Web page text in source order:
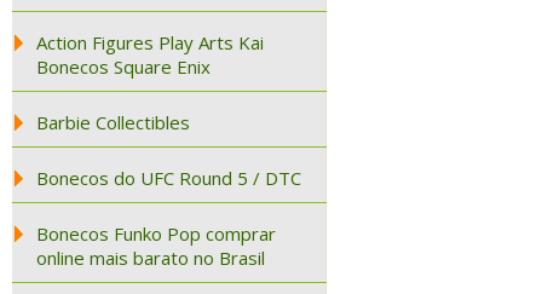
Action Figures Play Arts Kai
Bonecos Square Enix
Barbie Collectibles
Bonecos do UFC Round 5 / DTC
Bonecos Funko Pop comprar
online mais barato no Brasil